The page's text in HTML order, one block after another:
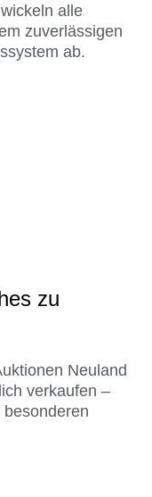
alle
zuverlässigen
ab.
zu
Neuland
verkaufen –